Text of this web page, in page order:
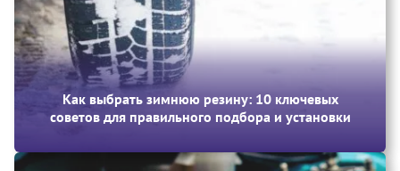
Как выбрать зимнюю резину: 10 ключевых
советов для правильного подбора и установки